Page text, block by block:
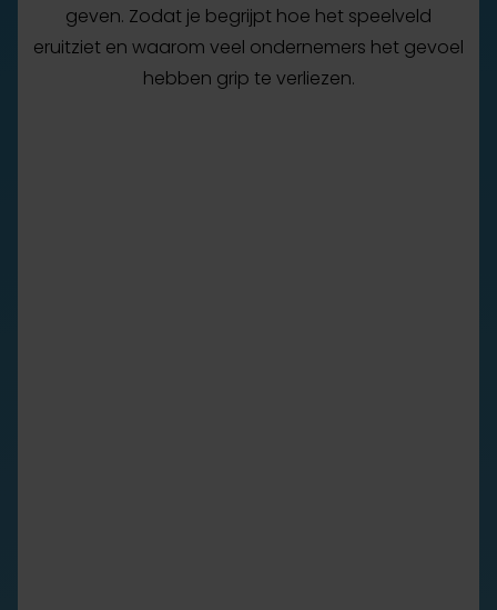
geven. Zodat je begrijpt hoe het speelveld
eruitziet en waarom veel ondernemers het gevoel
hebben grip te verliezen.